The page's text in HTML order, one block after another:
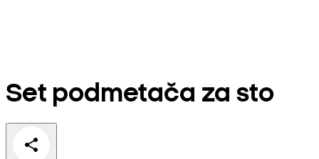
Set podmetača za sto